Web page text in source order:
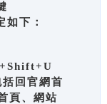
如下：
回官網首
頁、網站